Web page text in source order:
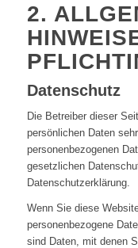
2.
Datenschutz
Die Betreiber dieser
persönlichen Daten
personenbezogenen
gesetzlichen
Datenschutzerklärung.
Wenn Sie diese
personenbezogene
sind Daten, mit denen